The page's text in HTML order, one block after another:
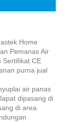
Home
Pemanas Air
Sertifikat CE
purna jual
air panas
dipasang di
di area